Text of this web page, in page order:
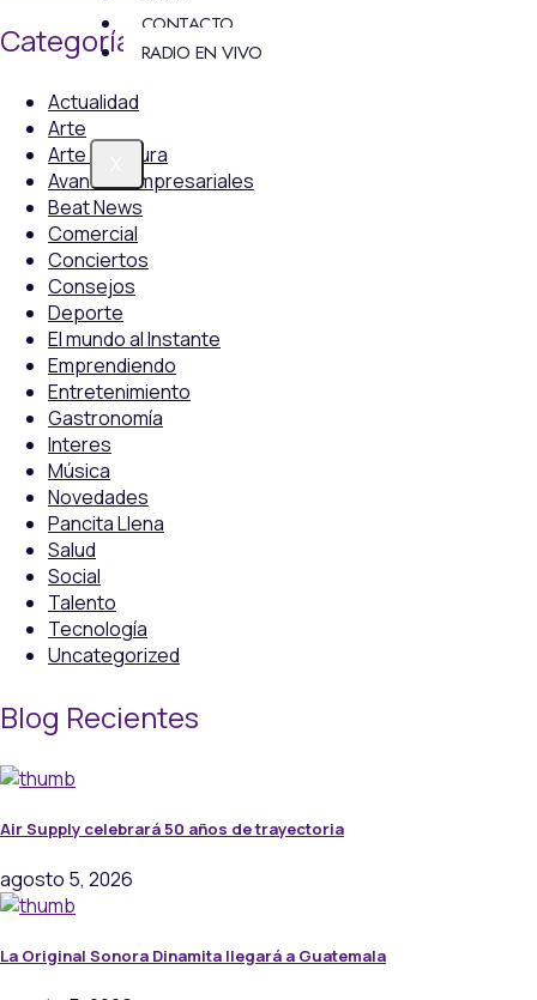
CONTACTO
RADIO EN VIVO
Categorías
Actualidad
Arte
Arte y Cultura
Avances Empresariales
Beat News
Comercial
Conciertos
Consejos
Deporte
El mundo al Instante
Emprendiendo
Entretenimiento
Gastronomía
Interes
Música
Novedades
Pancita Llena
Salud
Social
Talento
Tecnología
Uncategorized
Blog Recientes
Air Supply celebrará 50 años de trayectoria
agosto 5, 2026
La Original Sonora Dinamita llegará a Guatemala